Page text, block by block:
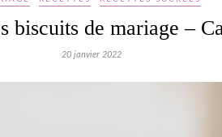
biscuits de mariage –
20 janvier 2022